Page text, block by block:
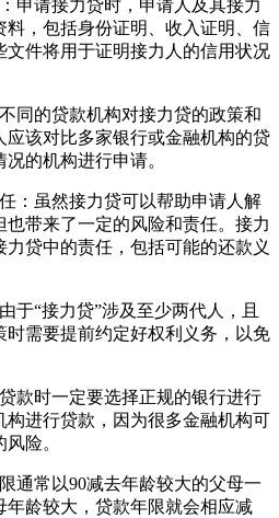
申请接力贷时，申请人及其接力
料，包括身份证明、收入证明、信
文件将用于证明接力人的信用状况
同的贷款机构对接力贷的政策和
该对比多家银行或金融机构的贷
的机构进行申请。
：虽然接力贷可以帮助申请人解
带来了一定的风险和责任。接力
力贷中的责任，包括可能的还款义
于“接力贷”涉及至少两代人，且
时需要提前约定好权利义务，以免
款时一定要选择正规的银行进行
进行贷款，因为很多金融机构可
险。
通常以90减去年龄较大的父母一
龄较大，贷款年限就会相应减